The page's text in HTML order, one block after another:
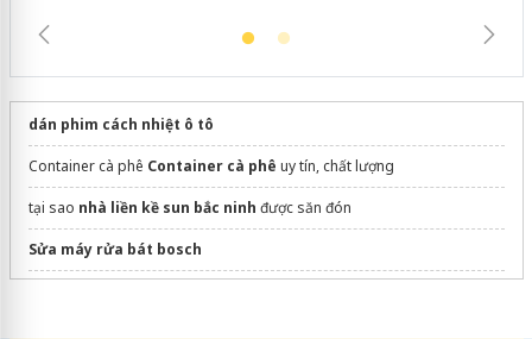
dán phim cách nhiệt ô tô
Container cà phê Container cà phê uy tín, chất lượng
tại sao nhà liền kề sun bắc ninh được săn đón
Sửa máy rửa bát bosch